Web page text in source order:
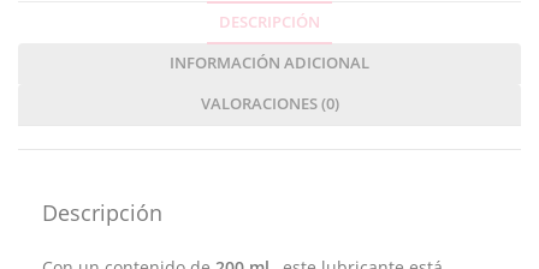
DESCRIPCIÓN
INFORMACIÓN ADICIONAL
VALORACIONES (0)
Descripción